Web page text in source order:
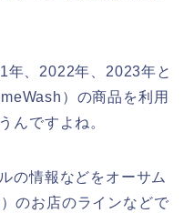
年、2022年、2023年と
）の商品を利用
んですよね。
の情報などをオーサム
のお店のラインなどで